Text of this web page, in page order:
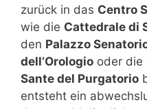
zurück in das Centro
wie die Cattedrale di
den Palazzo
dell’Orologio oder die
Sante del Purgatorio
entsteht ein